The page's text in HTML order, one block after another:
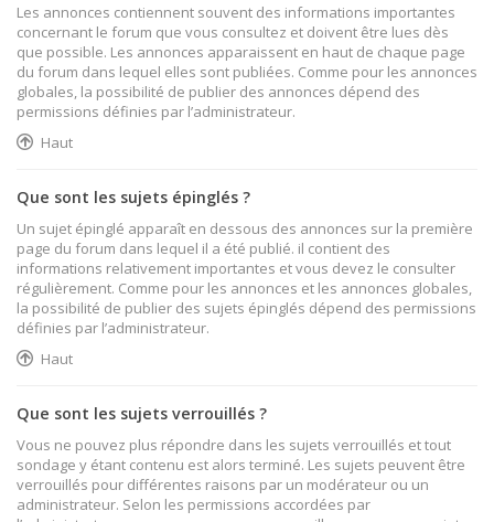
Les annonces contiennent souvent des informations importantes
concernant le forum que vous consultez et doivent être lues dès
que possible. Les annonces apparaissent en haut de chaque page
du forum dans lequel elles sont publiées. Comme pour les annonces
globales, la possibilité de publier des annonces dépend des
permissions définies par l’administrateur.
Haut
Que sont les sujets épinglés ?
Un sujet épinglé apparaît en dessous des annonces sur la première
page du forum dans lequel il a été publié. il contient des
informations relativement importantes et vous devez le consulter
régulièrement. Comme pour les annonces et les annonces globales,
la possibilité de publier des sujets épinglés dépend des permissions
définies par l’administrateur.
Haut
Que sont les sujets verrouillés ?
Vous ne pouvez plus répondre dans les sujets verrouillés et tout
sondage y étant contenu est alors terminé. Les sujets peuvent être
verrouillés pour différentes raisons par un modérateur ou un
administrateur. Selon les permissions accordées par